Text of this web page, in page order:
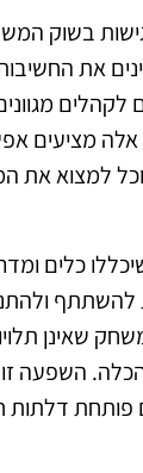
על נגישות בשוק
את
מציעים
למצוא את
כלים
להשתתף
שאינן
השפעה
פותחת דלתות